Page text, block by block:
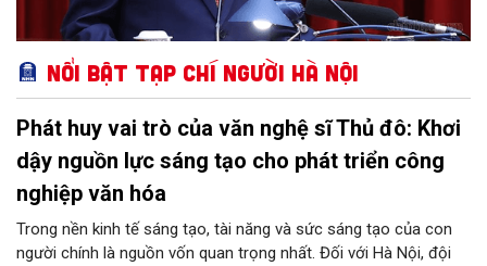
Nổi bật Tạp chí Người Hà Nội
Phát huy vai trò của văn nghệ sĩ Thủ đô: Khơi
dậy nguồn lực sáng tạo cho phát triển công
nghiệp văn hóa
Trong nền kinh tế sáng tạo, tài năng và sức sáng tạo của con
người chính là nguồn vốn quan trọng nhất. Đối với Hà Nội, đội